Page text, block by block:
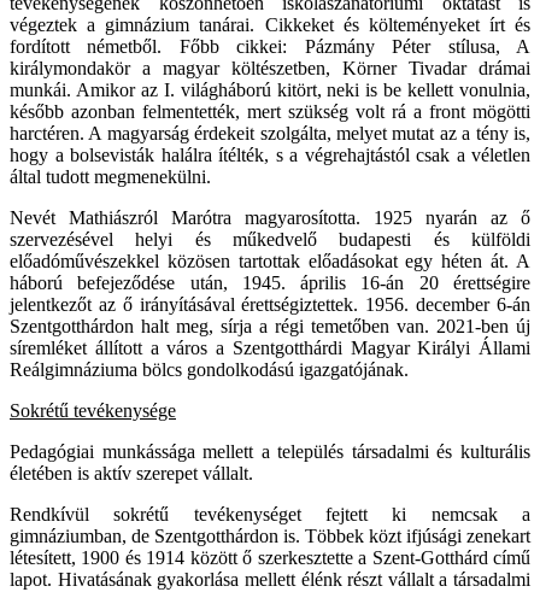
végeztek a gimnázium tanárai. Cikkeket és költeményeket írt és
fordított németből. Főbb cikkei: Pázmány Péter stílusa, A
királymondakör a magyar költészetben, Körner Tivadar drámai
munkái. Amikor az I. világháború kitört, neki is be kellett vonulnia,
később azonban felmentették, mert szükség volt rá a front mögötti
harctéren. A magyarság érdekeit szolgálta, melyet mutat az a tény is,
hogy a bolsevisták halálra ítélték, s a végrehajtástól csak a véletlen
által tudott megmenekülni.
Nevét Mathiászról Marótra magyarosította. 1925 nyarán az ő
szervezésével helyi és műkedvelő budapesti és külföldi
előadóművészekkel közösen tartottak előadásokat egy héten át. A
háború befejeződése után, 1945. április 16-án 20 érettségire
jelentkezőt az ő irányításával érettségiztettek. 1956. december 6-án
Szentgotthárdon halt meg, sírja a régi temetőben van. 2021-ben új
síremléket állított a város a Szentgotthárdi Magyar Királyi Állami
Reálgimnáziuma bölcs gondolkodású igazgatójának.
Sokrétű tevékenysége
Pedagógiai munkássága mellett a település társadalmi és kulturális
életében is aktív szerepet vállalt.
Rendkívül sokrétű tevékenységet fejtett ki nemcsak a
gimnáziumban, de Szentgotthárdon is. Többek közt ifjúsági zenekart
létesített, 1900 és 1914 között ő szerkesztette a Szent-Gotthárd című
lapot. Hivatásának gyakorlása mellett élénk részt vállalt a társadalmi